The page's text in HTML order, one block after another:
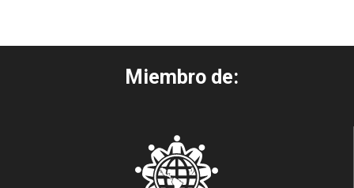
Miembro de: